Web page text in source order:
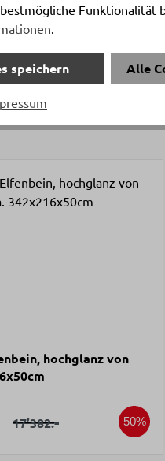
hochglanz von
Regulärer Preis:
17’382.- 50%
Funktionalität
speichern Alle